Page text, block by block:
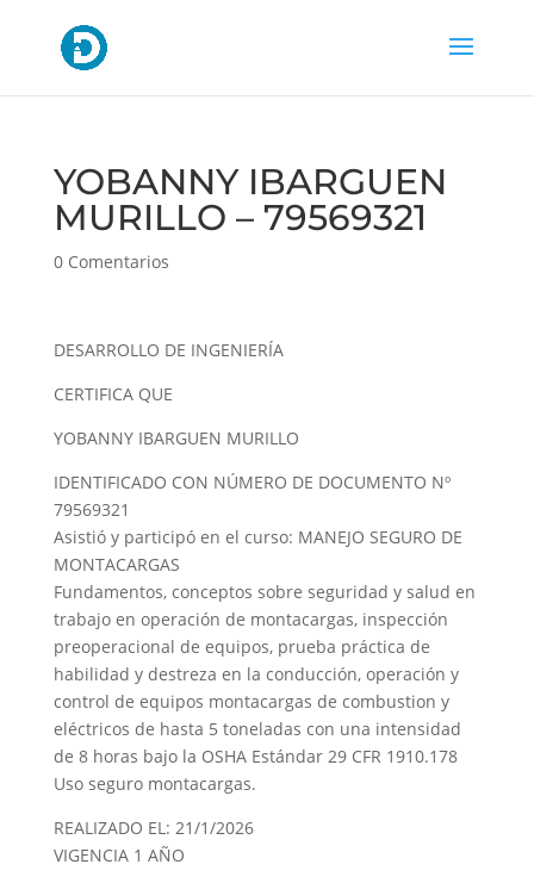
YOBANNY IBARGUEN
MURILLO – 79569321
0 Comentarios
DESARROLLO DE INGENIERÍA
CERTIFICA QUE
YOBANNY IBARGUEN MURILLO
IDENTIFICADO CON NÚMERO DE DOCUMENTO Nº
79569321
Asistió y participó en el curso: MANEJO SEGURO DE
MONTACARGAS
Fundamentos, conceptos sobre seguridad y salud en
trabajo en operación de montacargas, inspección
preoperacional de equipos, prueba práctica de
habilidad y destreza en la conducción, operación y
control de equipos montacargas de combustion y
eléctricos de hasta 5 toneladas con una intensidad
de 8 horas bajo la OSHA Estándar 29 CFR 1910.178
Uso seguro montacargas.
REALIZADO EL: 21/1/2026
VIGENCIA 1 AÑO